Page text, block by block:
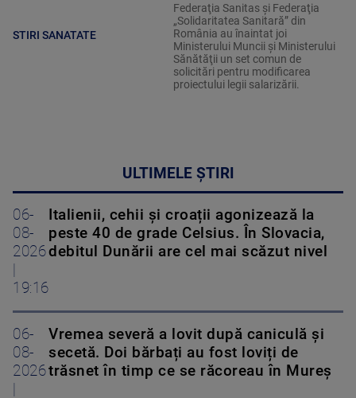
STIRI SANATATE
Federaţia Sanitas şi Federaţia
„Solidaritatea Sanitară” din
România au înaintat joi
Ministerului Muncii şi Ministerului
Sănătăţii un set comun de
solicitări pentru modificarea
proiectului legii salarizării.
ULTIMELE ȘTIRI
06-
08-
2026
19:16
Italienii, cehii și croații agonizează la
peste 40 de grade Celsius. În Slovacia,
debitul Dunării are cel mai scăzut nivel
06-
08-
2026
Vremea severă a lovit după caniculă și
secetă. Doi bărbați au fost loviți de
trăsnet în timp ce se răcoreau în Mureș